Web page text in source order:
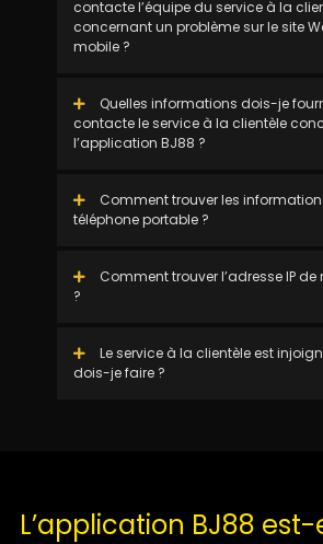
contacte l’équipe du service à la
concernant un problème sur le site
mobile ?
Quelles informations dois-je
contacte le service à la clientèle
l’application BJ88 ?
Comment trouver les
téléphone portable ?
Comment trouver l’adresse IP
?
Le service à la clientèle est
dois-je faire ?
L’application BJ88